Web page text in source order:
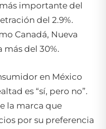
importante del
del 2.9%.
Canadá, Nueva
más del 30%.
en México
es “sí, pero no”.
la marca que
por su preferencia